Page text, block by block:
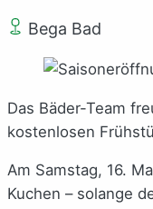
Bega Bad
Das Bäder-Team
kostenlosen
Am Samstag, 16.
Kuchen – solange